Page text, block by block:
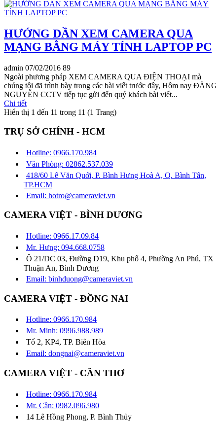
HƯỚNG DẦN XEM CAMERA QUA
MẠNG BẰNG MÁY TÍNH LAPTOP PC
admin 07/02/2016 89
Ngoài phương pháp XEM CAMERA QUA ĐIỆN THOẠI mà
chúng tôi đã trình bày trong các bài viết trước đây, Hôm nay ĐĂNG
NGUYỄN CCTV tiếp tục gửi đến quý khách bài viết...
Chi tiết
Hiển thị 1 đến 11 trong 11 (1 Trang)
TRỤ SỞ CHÍNH - HCM
Hotline: 0966.170.984
Văn Phòng: 02862.537.039
418/60 Lê Văn Quới, P. Bình Hưng Hoà A, Q. Bình Tân,
TP.HCM
Email: hotro@cameraviet.vn
CAMERA VIỆT - BÌNH DƯƠNG
Hotline: 0966.17.09.84
Mr. Hưng: 094.668.0758
Ô 21/DC 03, Đường D19, Khu phố 4, Phường An Phú, TX
Thuận An, Bình Dương
Email: binhduong@cameraviet.vn
CAMERA VIỆT - ĐỒNG NAI
Hotline: 0966.170.984
Mr. Minh: 0996.988.989
Tổ 2, KP4, TP. Biên Hòa
Email: dongnai@cameraviet.vn
CAMERA VIỆT - CẦN THƠ
Hotline: 0966.170.984
Mr. Cần: 0982.096.980
14 Lê Hồng Phong, P. Bình Thủy